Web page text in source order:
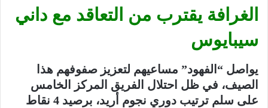
الغرافة يقترب من التعاقد مع داني
سيبايوس
يواصل “الفهود” مساعيهم لتعزيز صفوفهم هذا
الصيف، في ظل احتلال الفريق المركز الخامس
على سلم ترتيب دوري نجوم أريد، برصيد 4 نقاط